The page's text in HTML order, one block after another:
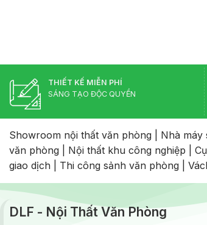
THIẾT KẾ MIỄN PHÍ
SÁNG TẠO ĐỘC QUYỀN
Showroom nội thất văn phòng Nhà máy
văn phòng
Nội thất khu công nghiệp
giao dịch
Thi công sảnh văn phòng
DLF - Nội Thất Văn Phòng